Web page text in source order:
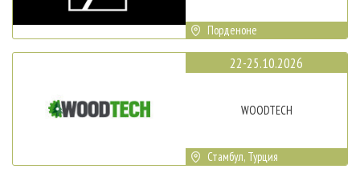
Порденоне
22-25.10.2026
WOODTECH
Стамбул, Турция